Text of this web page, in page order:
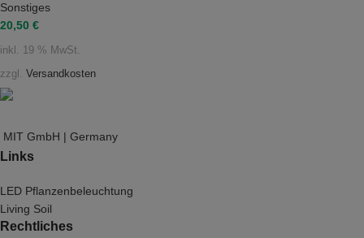
Sonstiges
20,50 €
inkl. 19 % MwSt.
zzgl. Versandkosten
MIT GmbH | Germany
Links
LED Pflanzenbeleuchtung
Living Soil
Rechtliches